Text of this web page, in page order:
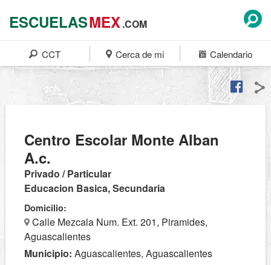
ESCUELASMEX.COM
CCT Cerca de mi Calendario
Centro Escolar Monte Alban
A.c.
Privado / Particular
Educacion Basica, Secundaria
Domicilio:
Calle Mezcala Num. Ext. 201, Piramides,
Aguascalientes
Municipio: Aguascalientes, Aguascalientes